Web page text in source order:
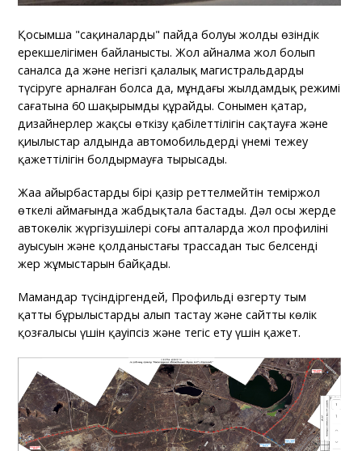
Қосымша "сақиналардың" пайда болуы жолдың өзіндік
ерекшелігімен байланысты. Жол айналма жол болып
саналса да және негізгі қалалық магистральдарды
түсіруге арналған болса да, мұндағы жылдамдық режимі
сағатына 60 шақырымды құрайды. Сонымен қатар,
дизайнерлер жақсы өткізу қабілеттілігін сақтауға және
қиылыстар алдында автомобильдерді үнемі тежеу
қажеттілігін болдырмауға тырысады.
Жаңа айырбастардың бірі қазір реттелмейтін теміржол
өткелі аймағында жабдықтала бастады. Дәл осы жерде
автокөлік жүргізушілері соңғы апталарда жол профилінің
ауысуын және қолданыстағы трассадан тыс белсенді
жер жұмыстарын байқады.
Мамандар түсіндіргендей, Профильді өзгерту тым
қатты бұрылыстарды алып тастау және сайтты көлік
қозғалысы үшін қауіпсіз және тегіс ету үшін қажет.